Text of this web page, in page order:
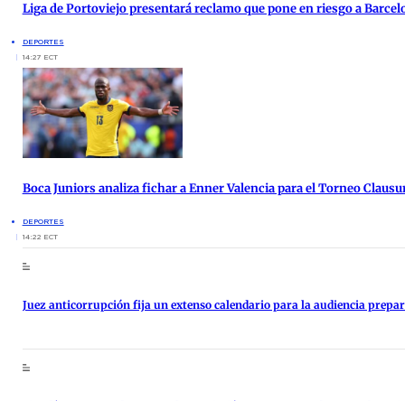
Liga de Portoviejo presentará reclamo que pone en riesgo a
DEPORTES
14:27 ECT
Boca Juniors analiza fichar a Enner Valencia para el Torneo
DEPORTES
14:22 ECT
Juez anticorrupción fija un extenso calendario para la audiencia